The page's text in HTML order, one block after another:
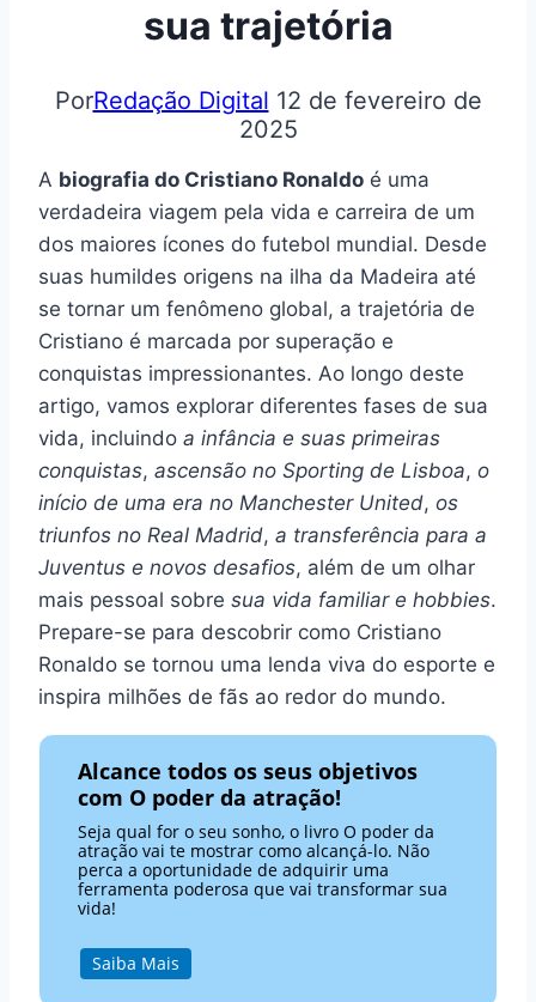
sua trajetória
PorRedação Digital 12 de fevereiro de
2025
A biografia do Cristiano Ronaldo é uma
verdadeira viagem pela vida e carreira de um
dos maiores ícones do futebol mundial. Desde
suas humildes origens na ilha da Madeira até
se tornar um fenômeno global, a trajetória de
Cristiano é marcada por superação e
conquistas impressionantes. Ao longo deste
artigo, vamos explorar diferentes fases de sua
vida, incluindo a infância e suas primeiras
conquistas, ascensão no Sporting de Lisboa, o
início de uma era no Manchester United, os
triunfos no Real Madrid, a transferência para a
Juventus e novos desafios, além de um olhar
mais pessoal sobre sua vida familiar e hobbies.
Prepare-se para descobrir como Cristiano
Ronaldo se tornou uma lenda viva do esporte e
inspira milhões de fãs ao redor do mundo.
Alcance todos os seus objetivos
com O poder da atração!
Seja qual for o seu sonho, o livro O poder da
atração vai te mostrar como alcançá-lo. Não
perca a oportunidade de adquirir uma
ferramenta poderosa que vai transformar sua
vida!
Saiba Mais